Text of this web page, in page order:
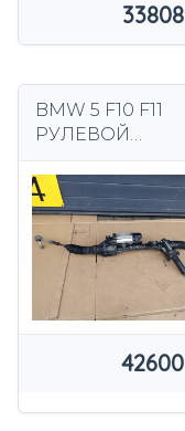
33808
BMW 5 F10 F11
РУЛЕВОЙ
ЕВРОПА
42600